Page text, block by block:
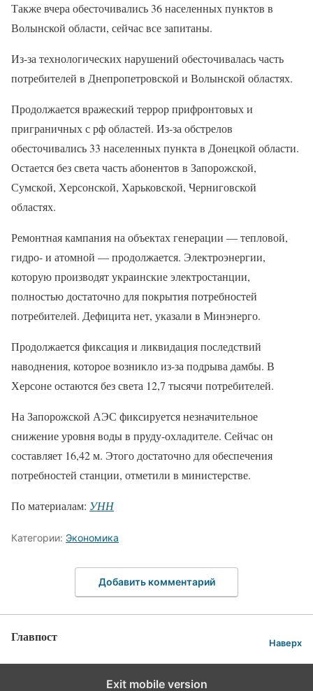
Также вчера обесточивались 36 населенных пунктов в
Волынской области, сейчас все запитаны.
Из-за технологических нарушений обесточивалась часть
потребителей в Днепропетровской и Волынской областях.
Продолжается вражеский террор прифронтовых и
приграничных с рф областей. Из-за обстрелов
обесточивались 33 населенных пункта в Донецкой области.
Остается без света часть абонентов в Запорожской,
Сумской, Херсонской, Харьковской, Черниговской
областях.
Ремонтная кампания на объектах генерации — тепловой,
гидро- и атомной — продолжается. Электроэнергии,
которую производят украинские электростанции,
полностью достаточно для покрытия потребностей
потребителей. Дефицита нет, указали в Минэнерго.
Продолжается фиксация и ликвидация последствий
наводнения, которое возникло из-за подрыва дамбы. В
Херсоне остаются без света 12,7 тысячи потребителей.
На Запорожской АЭС фиксируется незначительное
снижение уровня воды в пруду-охладителе. Сейчас он
составляет 16,42 м. Этого достаточно для обеспечения
потребностей станции, отметили в министерстве.
По материалам: УНН
Категории: Экономика
Добавить комментарий
Главпост Наверх
Exit mobile version